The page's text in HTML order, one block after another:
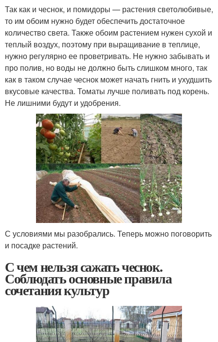
Так как и чеснок, и помидоры — растения светолюбивые,
то им обоим нужно будет обеспечить достаточное
количество света. Также обоим растением нужен сухой и
теплый воздух, поэтому при выращивание в теплице,
нужно регулярно ее проветривать. Не нужно забывать и
про полив, но воды не должно быть слишком много, так
как в таком случае чеснок может начать гнить и ухудшить
вкусовые качества. Томаты лучше поливать под корень.
Не лишними будут и удобрения.
С условиями мы разобрались. Теперь можно поговорить
и посадке растений.
С чем нельзя сажать чеснок.
Соблюдать основные правила
сочетания культур